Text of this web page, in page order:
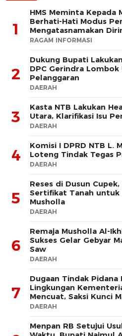
1
HMS Meminta Kepada
Berhati-Hati Modus
Mengatasnamakan
RAGAM INFORMASI
2
Dukung Bupati
DPC Gerindra
Pelanggaran
DAERAH
3
Kasta NTB Lakukan
Utara, Klarifikasi Isu
DAERAH
4
Komisi I DPRD NTB L.
Loteng Tindak Tegas
DAERAH
5
Reses di Dusun Cupek,
Sertifikat Tanah untuk
Musholla
DAERAH
6
Remaja Musholla Al-
Sukses Gelar Gebyar
Saw
DAERAH
7
Dugaan Tindak Pidana
Lingkungan
Mencuat, Saksi Kunci
DAERAH
Menpan RB Setujui